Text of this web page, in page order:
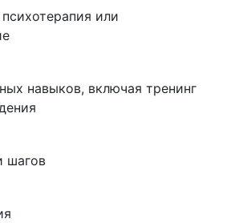
или
навыков, включая тренинг
шагов